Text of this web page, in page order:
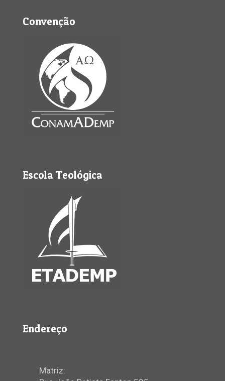
Convenção
Escola Teológica
Endereço
Matriz: